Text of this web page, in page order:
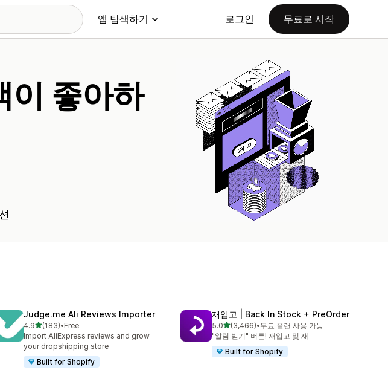
앱 탐색하기 로그인 무료로 시작
이 좋아하
Judge.me Ali Reviews Importer
4.9별 5개 중
(183)
총 리뷰 183개
•Free
Import AliExpress reviews and grow
your dropshipping store
Built for Shopify
재입고 | Back In Stock + PreOrder
5.0별 5개 중
(3,466)
총 리뷰 3466개
•무료 플랜 사용 가능
"알림 받기" 버튼! 재입고 및 재
Built for Shopify